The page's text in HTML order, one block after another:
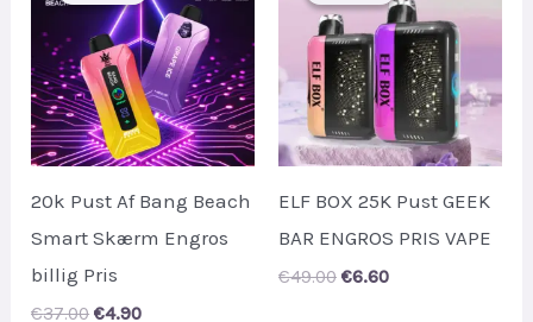
20k Pust Af Bang Beach
Smart Skærm Engros
billig Pris
€37.00 Original
€4.90Current
ELF BOX 25K Pust GEEK
BAR ENGROS PRIS VAPE
€49.00 Original
€6.60Current